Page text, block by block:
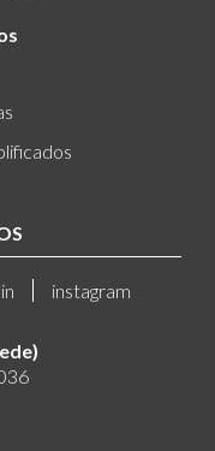
instagram